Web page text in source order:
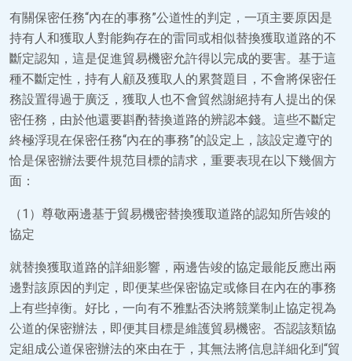
有關保密任務“內在的事務”公道性的判定，一項主要原因是
持有人和獲取人對能夠存在的雷同或相似替換獲取道路的不
斷定認知，這是促進貿易機密允許得以完成的要害。基于這
種不斷定性，持有人顧及獲取人的累贅題目，不會將保密任
務設置得過于廣泛，獲取人也不會貿然謝絕持有人提出的保
密任務，由於他還要斟酌替換道路的辨認本錢。這些不斷定
終極浮現在保密任務“內在的事務”的設定上，該設定遵守的
恰是保密辦法要件規范目標的請求，重要表現在以下幾個方
面：
（1）尊敬兩邊基于貿易機密替換獲取道路的認知所告竣的
協定
就替換獲取道路的詳細影響，兩邊告竣的協定最能反應出兩
邊對該原因的判定，即便某些保密協定或條目在內在的事務
上有些掉衡。好比，一向有不雅點否決將競業制止協定視為
公道的保密辦法，即便其目標是維護貿易機密。否認該類協
定組成公道保密辦法的來由在于，其無法將信息詳細化到“貿